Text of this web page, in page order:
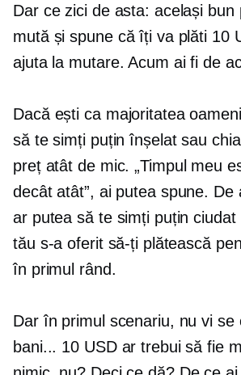
Dar ce zici de asta: același bun
mută și spune că îți va plăti 10
ajuta la mutare. Acum ai fi de
Dacă ești ca majoritatea
să te simți puțin înșelat sau
preț atât de mic. „Timpul meu
decât atât”, ai putea spune. De
ar putea să te simți puțin ciudat
tău s-a oferit să-ți plătească
în primul rând.
Dar în primul scenariu, nu vi se
bani... 10 USD ar trebui să fie